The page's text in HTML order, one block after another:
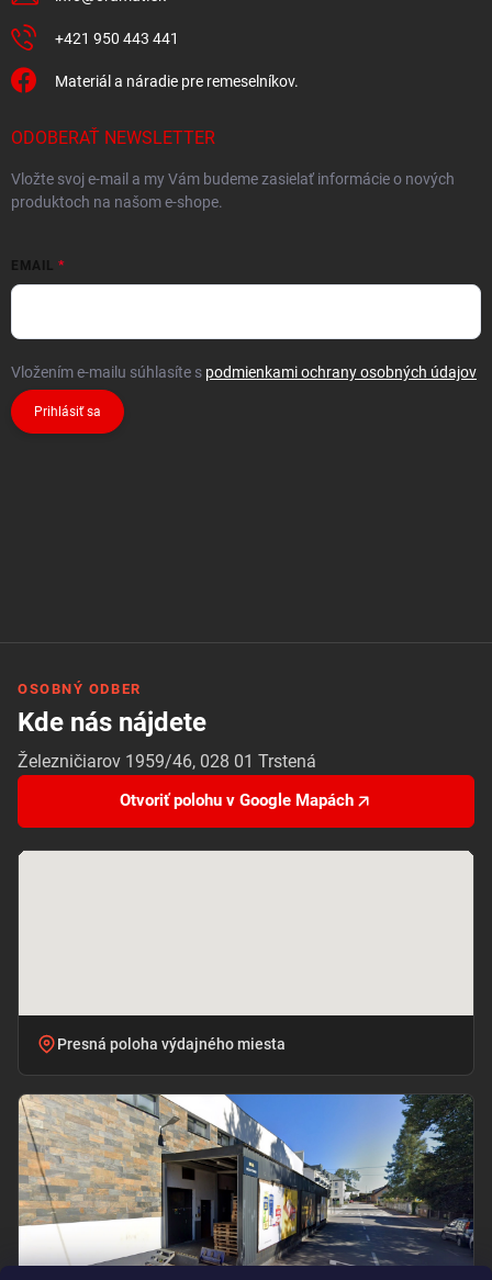
+421 950 443 441
Materiál a náradie pre remeselníkov.
ODOBERAŤ NEWSLETTER
Vložte svoj e-mail a my Vám budeme zasielať informácie o nových
produktoch na našom e-shope.
EMAIL
Vložením e-mailu súhlasíte s podmienkami ochrany osobných údajov
Prihlásiť sa
OSOBNÝ ODBER
Kde nás nájdete
Železničiarov 1959/46, 028 01 Trstená
Otvoriť polohu v Google Mapách
Presná poloha výdajného miesta